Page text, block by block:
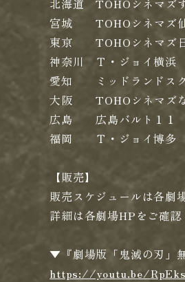
北海道 TOHOシネマズ
宮城 TOHOシネマズ
東京 TOHOシネマズ日
神奈川 Ｔ・ジョイ横浜
愛知 ミッドランドスク
大阪 TOHOシネマズ
広島 広島バルト１１
福岡 Ｔ・ジョイ博多
【販売】
販売スケジュールは各劇
詳細は各劇場HPをご確認
▼『劇場版「鬼滅の刃」
https://youtu.be/